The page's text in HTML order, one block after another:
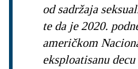
od sadržaja
te da je 2020.
američkom
eksploatisanu